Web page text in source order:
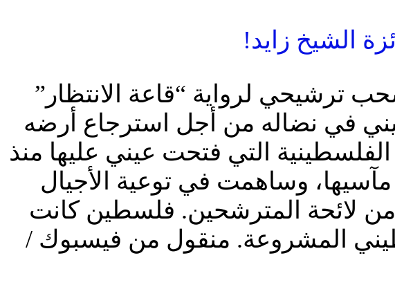
الشيخ زايد!
ترشيحي لرواية “قاعة الانتظار”
في نضاله من أجل استرجاع أرضه
الفلسطينية التي فتحت عيني عليها منذ
وساهمت في توعية الأجيال
لائحة المترشحين. فلسطين كانت
المشروعة. منقول من فيسبوك /